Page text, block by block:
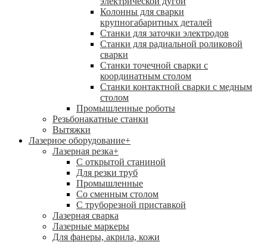
Колонны для сварки
крупногабаритных деталей
Станки для заточки электродов
Станки для радиальной роликовой
сварки
Станки точечной сварки с
координатным столом
Станки контактной сварки с медным
столом
Промышленные роботы
Резьбонакатные станки
Вытяжки
Лазерное оборудование+
Лазерная резка+
С открытой станиной
Для резки труб
Промышленные
Со сменным столом
С труборезной приставкой
Лазерная сварка
Лазерные маркеры
Для фанеры, акрила, кожи